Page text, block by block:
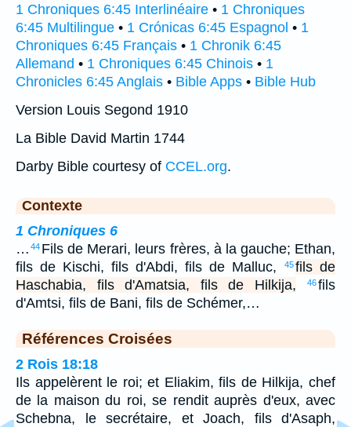
1 Chroniques 6:45 Interlinéaire • 1 Chroniques
6:45 Multilingue • 1 Crónicas 6:45 Espagnol • 1
Chroniques 6:45 Français • 1 Chronik 6:45
Allemand • 1 Chroniques 6:45 Chinois • 1
Chronicles 6:45 Anglais • Bible Apps • Bible Hub
Version Louis Segond 1910
La Bible David Martin 1744
Darby Bible courtesy of CCEL.org.
Contexte
1 Chroniques 6
… 44 Fils de Merari, leurs frères, à la gauche; Ethan,
fils de Kischi, fils d'Abdi, fils de Malluc,
45fils de
Haschabia, fils d'Amatsia, fils de Hilkija,
46fils
d'Amtsi, fils de Bani, fils de Schémer,…
Références Croisées
2 Rois 18:18
Ils appelèrent le roi; et Eliakim, fils de Hilkija, chef
de la maison du roi, se rendit auprès d'eux, avec
Schebna, le secrétaire, et Joach, fils d'Asaph,